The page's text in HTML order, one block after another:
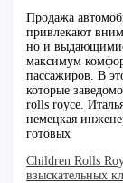
Продажа
привлекают
но и
максимум
пассажиров. В
которые
rolls royce.
немецкая
готовых
Children Rolls
взыскательных